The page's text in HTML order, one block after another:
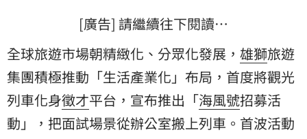
[廣告] 請繼續往下閱讀…
全球旅遊市場朝精緻化、分眾化發展， 雄獅旅遊
集團積極推動「生活產業化」布局，首度將觀光
列車化身徵才平台，宣布推出「海風號招募活
動」，把面試場景從辦公室搬上列車。首波活動